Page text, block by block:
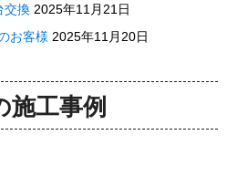
換 2025年11月21日
お客様 2025年11月20日
施工事例